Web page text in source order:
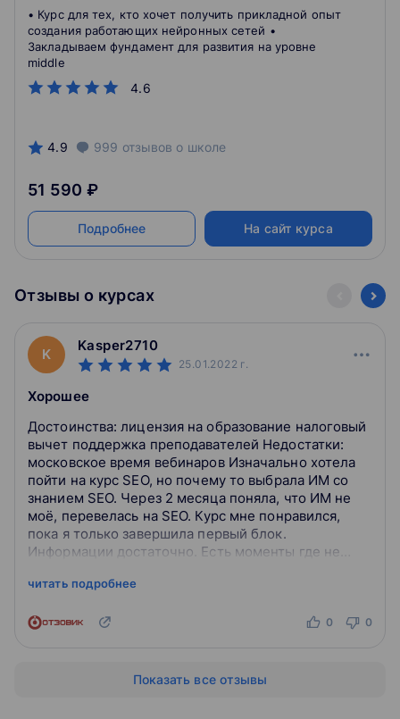
4.6
• Курс для тех, кто хочет получить прикладной опыт
создания работающих нейронных сетей •
Закладываем фундамент для развития на уровне
middle
4.9 999 отзывов о школе
51 590 ₽
Подробнее На сайт курса
Отзывы о курсах
K
Kasper2710
25.01.2022 г.
Хорошее
Достоинства: лицензия на образование налоговый
вычет поддержка преподавателей Недостатки:
московское время вебинаров Изначально хотела
пойти на курс SEO, но почему то выбрала ИМ со
знанием SEO. Через 2 месяца поняла, что ИМ не
моё, перевелась на SEO. Курс мне понравился,
пока я только завершила первый блок.
Информации достаточно. Есть моменты где не
читать подробнее
0 0
Показать все отзывы